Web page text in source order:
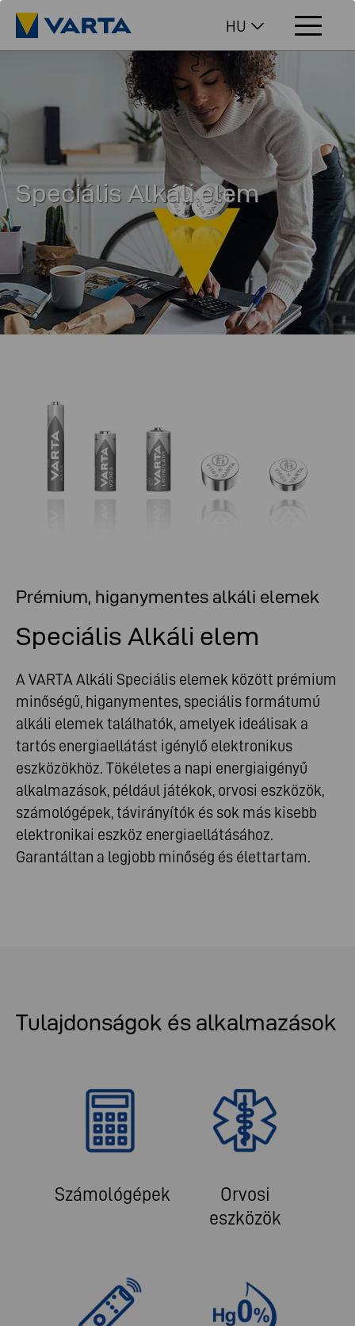
HU
Speciális Alkáli elem
Prémium, higanymentes alkáli elemek
Speciális Alkáli elem
A VARTA Alkáli Speciális elemek között prémium
minőségű, higanymentes, speciális formátumú
alkáli elemek találhatók, amelyek ideálisak a
tartós energiaellátást igénylő elektronikus
eszközökhöz. Tökéletes a napi energiaigényű
alkalmazások, például játékok, orvosi eszközök,
számológépek, távirányítók és sok más kisebb
elektronikai eszköz energiaellátásához.
Garantáltan a legjobb minőség és élettartam.
Tulajdonságok és alkalmazások
Számológépek
Orvosi
eszközök